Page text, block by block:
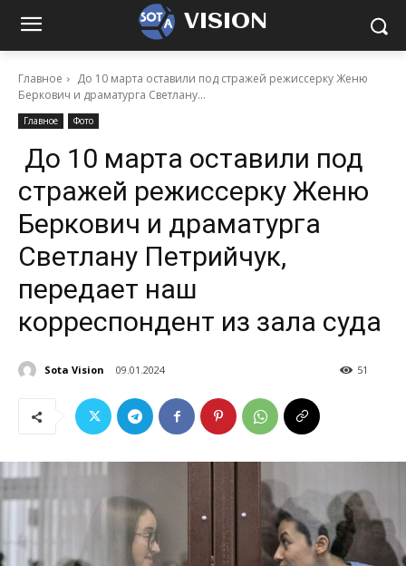
VISION
Главное
До 10 марта оставили под стражей режиссерку Женю
Беркович и драматурга Светлану...
Главное Фото
До 10 марта оставили под
стражей режиссерку Женю
Беркович и драматурга
Светлану Петрийчук,
передает наш
корреспондент из зала суда
Sota Vision 09.01.2024 51